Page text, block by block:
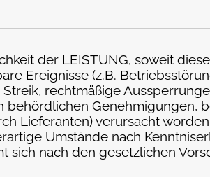
der LEISTUNG, soweit
Ereignisse (z.B.
rechtmäßige
behördlichen Genehmigungen,
Lieferanten) verursacht
Umstände nach
nach den gesetzlichen